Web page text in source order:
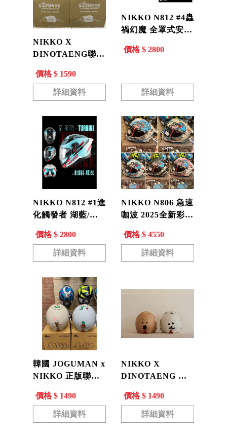
NIKKO X
DINOTAENG聯名
款 韓國矮袋鼠
QUOKKA BOBO
N401
價格 $ 1590
詳細資料
NIKKO N812 #4蟲
禍幻魔 全罩式安全
舒適 快拆鏡片 N-
價格 $ 2800
詳細資料
NIKKO N812 #1進
化觸發者 湖藍/白
通風 透氣 EPS 舒
適 快拆鏡片N-812
價格 $ 2800
詳細資料
NIKKO N806 急速
咖波 2025全新彩繪
CAPOO N-806
價格 $ 4550
詳細資料
韓國 JOGUMAN x
NIKKO 正版聯名
恐龍 限量款 腕龍
限定款 復古帽
價格 $ 1490
詳細資料
NIKKO X
DINOTAENG 聯
國 矮袋鼠
QUOKKA BOBO
N401
價格 $ 1490
詳細資料